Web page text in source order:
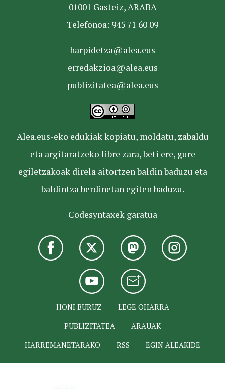
01001 Gasteiz, ARABA
Telefonoa: 945 71 60 09
harpidetza@alea.eus
erredakzioa@alea.eus
publizitatea@alea.eus
Alea.eus-eko edukiak kopiatu, moldatu, zabaldu
eta argitaratzeko libre zara, beti ere, gure
egiletzakoak direla aitortzen baldin baduzu eta
baldintza berdinetan egiten baduzu.
Codesyntaxek garatua
HONI BURUZ
LEGE OHARRA
PUBLIZITATEA
ARAUAK
HARREMANETARAKO
RSS EGIN ALEAKIDE